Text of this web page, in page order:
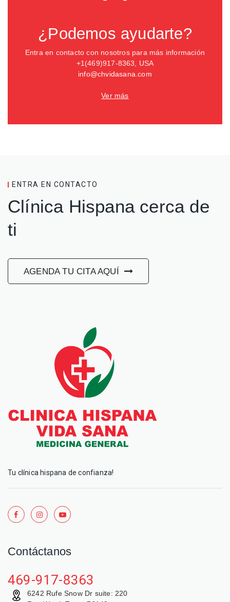
¿Podemos ayudarte?
Entra en contacto con nosotros para más información
+1(469)917-8363, USA
info@chvidasana.com
Ver más
ENTRA EN CONTACTO
Clínica Hispana cerca de
ti
AGENDA TU CITA AQUÍ
Tu clínica hispana de confianza!
Contáctanos
469-917-8363
6242 Rufe Snow Dr suite: 220